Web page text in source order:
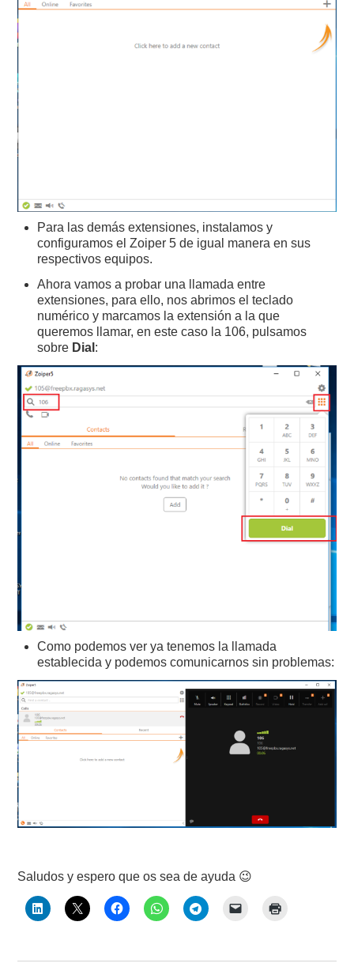
Para las demás extensiones, instalamos y
configuramos el Zoiper 5 de igual manera en sus
respectivos equipos.
Ahora vamos a probar una llamada entre
extensiones, para ello, nos abrimos el teclado
numérico y marcamos la extensión a la que
queremos llamar, en este caso la 106, pulsamos
sobre Dial :
Como podemos ver ya tenemos la llamada
establecida y podemos comunicarnos sin problemas:
Saludos y espero que os sea de ayuda 😉